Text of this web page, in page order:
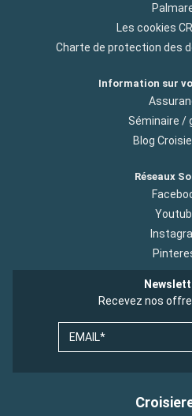
Les cookies
Charte de protection des
Information sur
Séminaire /
Blog
Réseaux
Recevez nos
EMAIL*